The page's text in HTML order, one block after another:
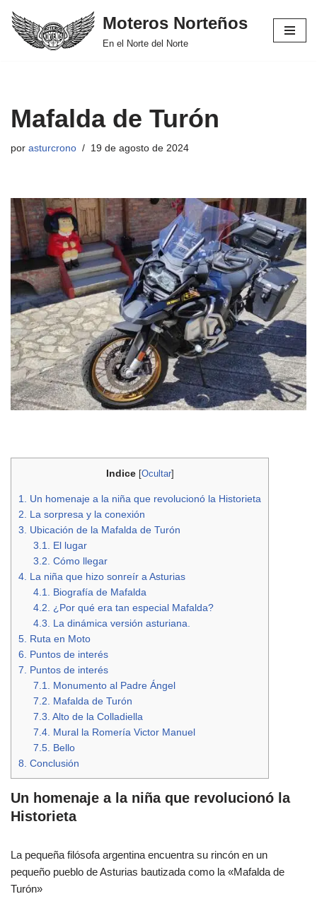
Saltar
Moteros Norteños
En el Norte del Norte
Mafalda de Turón
por asturcrono 19 de agosto de 2024
Indice [Ocultar]
1. Un homenaje a la niña que revolucionó la Historieta
2. La sorpresa y la conexión
3. Ubicación de la Mafalda de Turón
3.1. El lugar
3.2. Cómo llegar
4. La niña que hizo sonreír a Asturias
4.1. Biografía de Mafalda
4.2. ¿Por qué era tan especial Mafalda?
4.3. La dinámica versión asturiana.
5. Ruta en Moto
6. Puntos de interés
7. Puntos de interés
7.1. Monumento al Padre Ángel
7.2. Mafalda de Turón
7.3. Alto de la Colladiella
7.4. Mural la Romería Victor Manuel
7.5. Bello
8. Conclusión
Un homenaje a la niña que revolucionó la
Historieta
La pequeña filósofa argentina encuentra su rincón en un
pequeño pueblo de Asturias bautizada como la «Mafalda de
Turón»